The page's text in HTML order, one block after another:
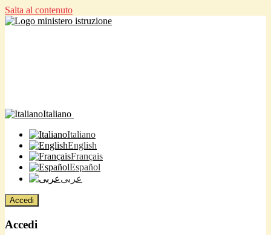
Salta al contenuto
Italiano
Italiano
English
Français
Español
عربى
Accedi
Accedi